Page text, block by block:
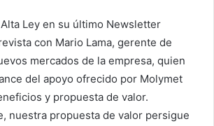
Ley en su último Newsletter
con Mario Lama, gerente de
mercados de la empresa, quien
del apoyo ofrecido por Molymet
y propuesta de valor.
nuestra propuesta de valor persigue